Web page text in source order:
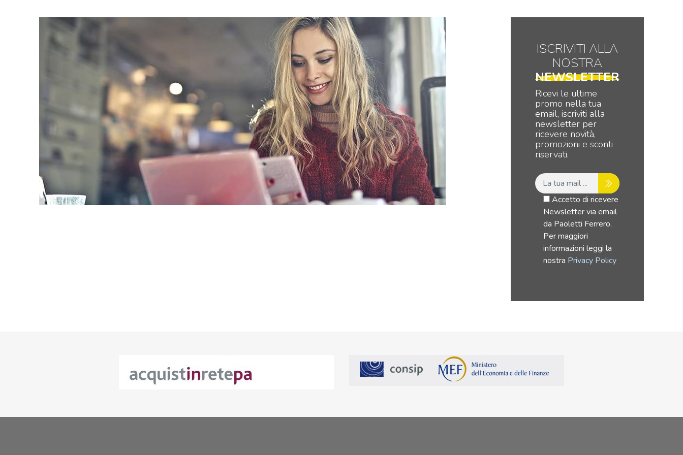
ISCRIVITI ALLA
NOSTRA
NEWSLETTER
Ricevi le ultime
promo nella tua
email, iscriviti alla
newsletter per
ricevere novità,
promozioni e sconti
riservati.
Accetto di ricevere
Newsletter via email
da Paoletti Ferrero.
Per maggiori
informazioni leggi la
nostra Privacy Policy